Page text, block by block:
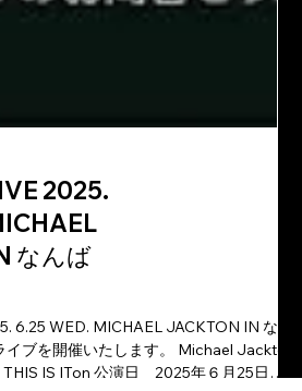
2025.
んば
6.25 WED. MICHAEL JACKTON IN なん